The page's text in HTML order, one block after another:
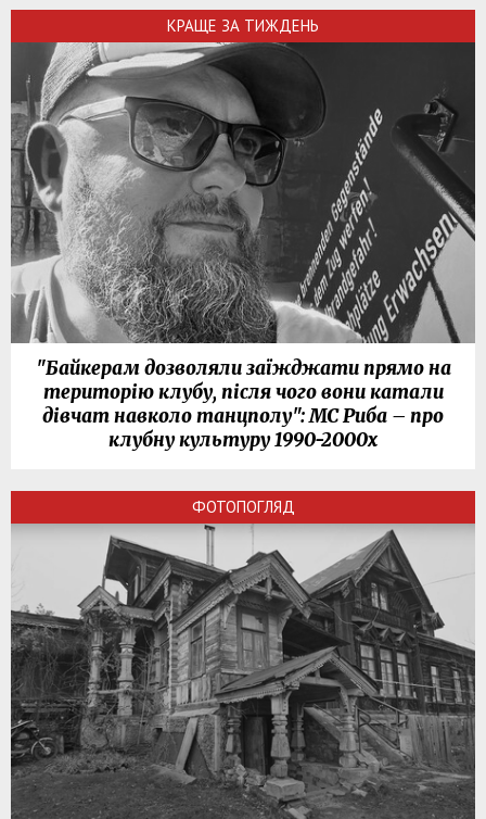
КРАЩЕ ЗА ТИЖДЕНЬ
"Байкерам дозволяли заїжджати прямо на
територію клубу, після чого вони катали
дівчат навколо танцполу": МС Риба – про
клубну культуру 1990-2000х
ФОТОПОГЛЯД